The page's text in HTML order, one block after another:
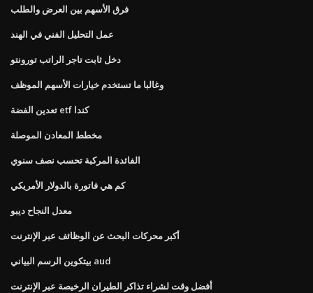
فرق الأسهم بين العرض والطلب
عمل التحليل الفني في الهند
دخل ثابت تاجر الراتب تورونتو
وغالبا ما تستخدم خيارات الأسهم الموظف
تعدين الفضة etf كندا
مخطط المعادن الموصلة
الفائدة المركبة تحسب نصف سنوي
كم هي فاتورة بالدولار الأمريكي
معدل النجاح ديبو
أكبر محركات البحث عن الوظائف عبر الإنترنت
بيتكوين الرسم البياني aud
أفضل وقت لشراء تذاكر الطيران الرخيصة عبر الإنترنت